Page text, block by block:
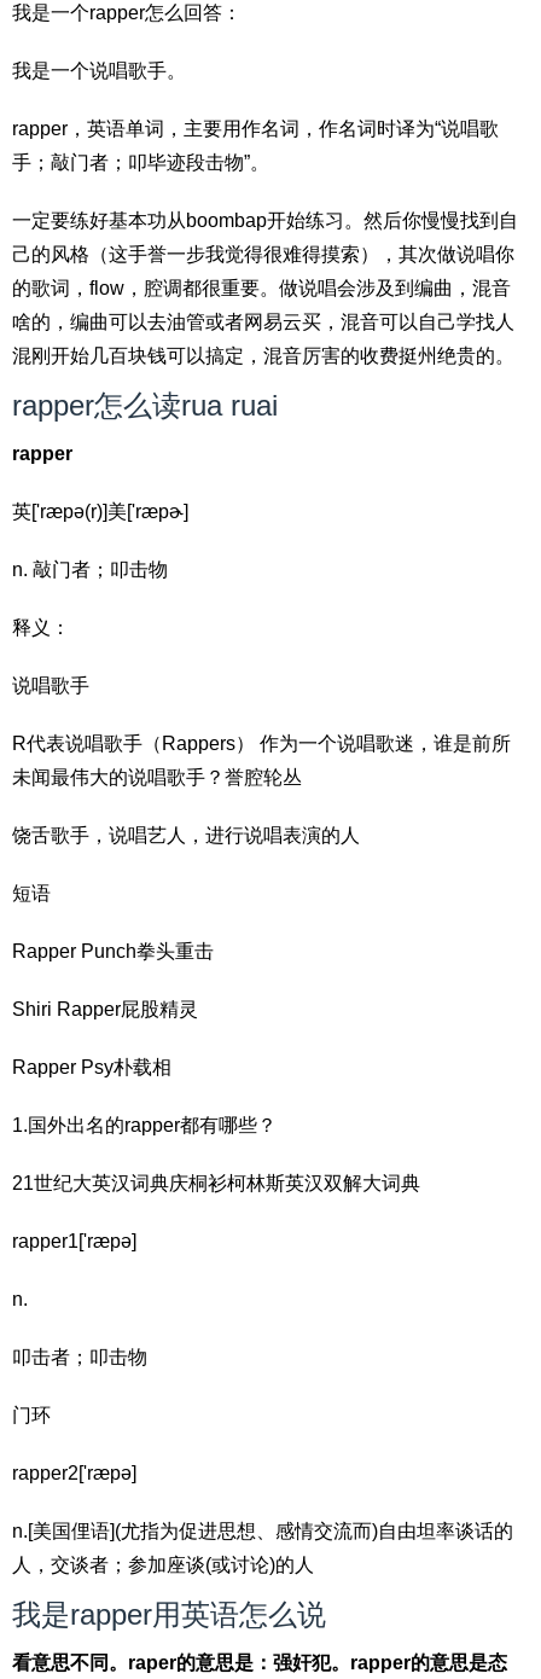
我是一个rapper怎么回答：
我是一个说唱歌手。
rapper，英语单词，主要用作名词，作名词时译为“说唱歌
手；敲门者；叩毕迹段击物”。
一定要练好基本功从boombap开始练习。然后你慢慢找到自
己的风格（这手誉一步我觉得很难得摸索），其次做说唱你
的歌词，flow，腔调都很重要。做说唱会涉及到编曲，混音
啥的，编曲可以去油管或者网易云买，混音可以自己学找人
混刚开始几百块钱可以搞定，混音厉害的收费挺州绝贵的。
rapper怎么读rua ruai
rapper
英['ræpə(r)]美['ræpɚ]
n. 敲门者；叩击物
释义：
说唱歌手
R代表说唱歌手（Rappers） 作为一个说唱歌迷，谁是前所
未闻最伟大的说唱歌手？誉腔轮丛
饶舌歌手，说唱艺人，进行说唱表演的人
短语
Rapper Punch拳头重击
Shiri Rapper屁股精灵
Rapper Psy朴载相
1.国外出名的rapper都有哪些？
21世纪大英汉词典庆桐衫柯林斯英汉双解大词典
rapper1['ræpə]
n.
叩击者；叩击物
门环
rapper2['ræpə]
n.[美国俚语](尤指为促进思想、感情交流而)自由坦率谈话的
人，交谈者；参加座谈(或讨论)的人
我是rapper用英语怎么说
看意思不同。raper的意思是：强奸犯。rapper的意思是态